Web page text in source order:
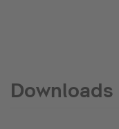
Downloads